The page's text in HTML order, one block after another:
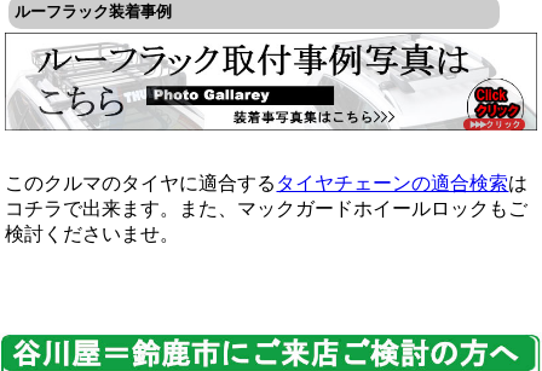
ルーフラック装着事例
このクルマのタイヤに適合する タイヤチェーンの適合検索は
コチラで出来ます。また、マックガードホイールロックもご
検討くださいませ。